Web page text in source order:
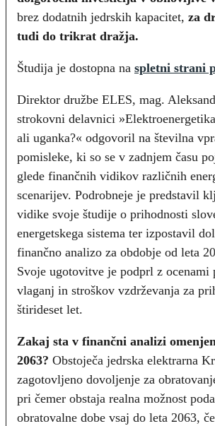
brez dodatnih jedrskih kapacitet, za
tudi do trikrat dražja.
Študija je dostopna na spletni strani
Direktor družbe ELES, mag.
strokovni delavnici
ali uganka?« odgovoril na številna
pomisleke, ki so se v zadnjem času
glede finančnih vidikov različnih
scenarijev. Podrobneje je predstavil
vidike svoje študije o prihodnosti
energetskega sistema ter izpostavil
finančno analizo za obdobje od leta
Svoje ugotovitve je podprl z ocenami
vlaganj in stroškov vzdrževanja za
štirideset let.
Zakaj sta v finančni analizi
2063? Obstoječa jedrska elektrarna
zagotovljeno dovoljenje za
pri čemer obstaja realna možnost
obratovalne dobe vsaj do leta 2063,